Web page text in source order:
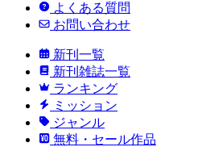
よくある質問
お問い合わせ
新刊一覧
新刊雑誌一覧
ランキング
ミッション
ジャンル
無料・セール作品